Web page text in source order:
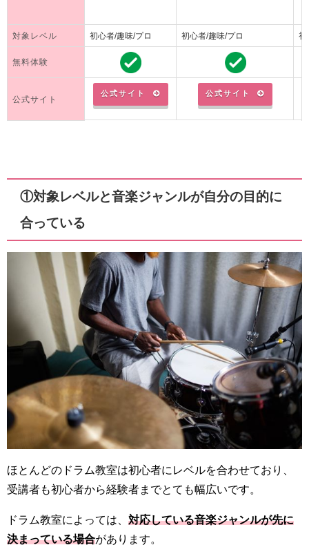
対象レベル 初心者/趣味/プロ 初心者/趣味/プロ 初
無料体験
公式サイト
公式サイト 公式サイト
①対象レベルと音楽ジャンルが自分の目的に
合っている
ほとんどのドラム教室は初心者にレベルを合わせており、
受講者も初心者から経験者までとても幅広いです。
ドラム教室によっては、 対応している音楽ジャンルが先に
決まっている場合があります。